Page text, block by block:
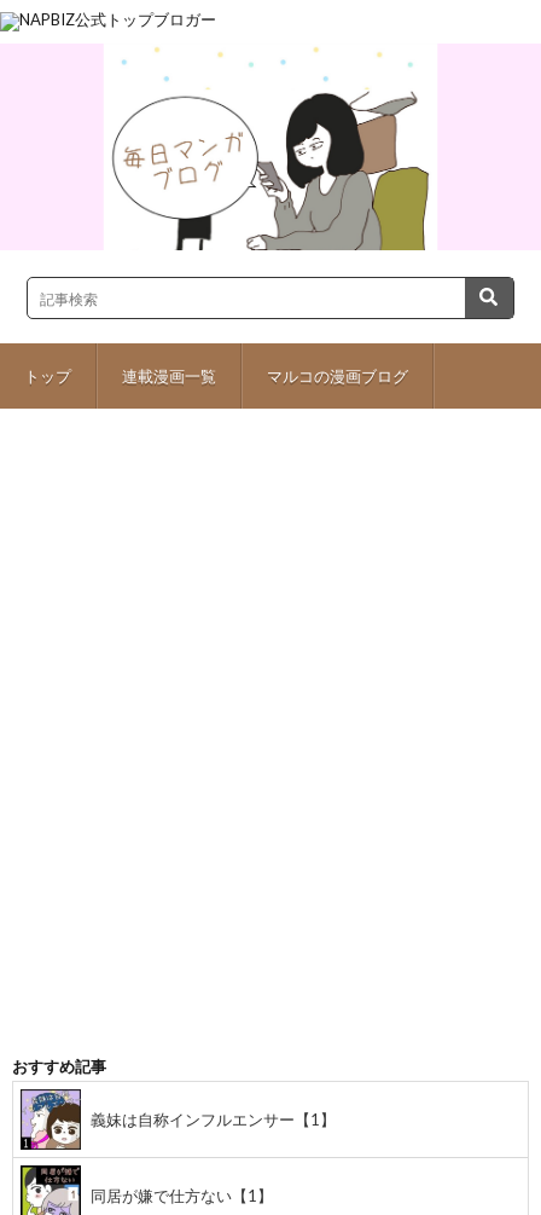
トップ 連載漫画一覧 マルコの漫画ブログ
おすすめ記事
義妹は自称インフルエンサー【1】
同居が嫌で仕方ない【1】